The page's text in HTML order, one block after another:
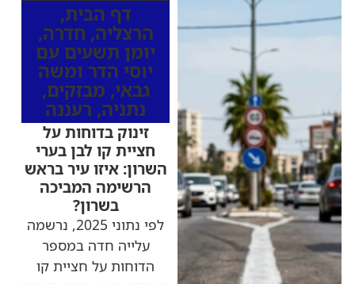
דף הבית,
הרצליה, חדרה,
יומן תשעים עם
יוסי הדר ומשה
גבאי, מבזקים,
נתניה, רעננה
זינוק בדוחות על
חציית קו לבן בערי
השרון: איזו עיר בראש
הרשימה המביכה
בשרון?
לפי נתוני 2025, נרשמה
עלייה חדה במספר
הדוחות על חציית קו